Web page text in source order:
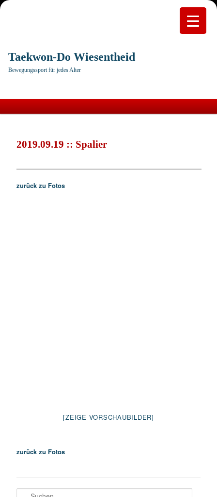
Taekwon-Do Wiesentheid
Bewegungssport für jedes Alter
springen
2019.09.19 :: Spalier
zurück zu Fotos
[ZEIGE VORSCHAUBILDER]
zurück zu Fotos